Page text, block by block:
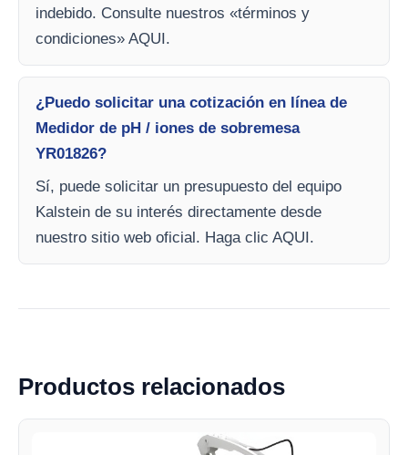
indebido. Consulte nuestros «términos y
condiciones» AQUI.
¿Puedo solicitar una cotización en línea de
Medidor de pH / iones de sobremesa
YR01826?
Sí, puede solicitar un presupuesto del equipo
Kalstein de su interés directamente desde
nuestro sitio web oficial. Haga clic AQUI.
Productos relacionados